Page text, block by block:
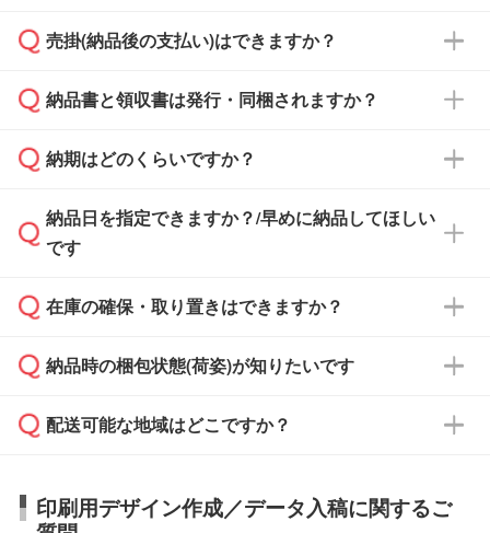
依頼いただいた場合は、翌営業日以降のご連絡
銀行振込のみのご対応となります。
売掛(納品後の支払い)はできますか？
基本的には先入金をお願いしておりますが、自
どの場合は、月末締め翌月末払いに対応可能で
また、卒業・卒園記念品で対策委員会や個人様
校や幼稚園・保育園であれば、同様の条件でご
ご希望の際は担当スタッフまでお気軽にご相談
ください。
納品書と領収書は発行・同梱されますか？
納品書・領収書は ご依頼をいただいた場合の
ず、通常はPDFデータをメール添付でお送りし
ます。
たは注文フォームの『ご注文に関する備考欄』
納期はどのくらいですか？
・印刷する場合(500個程度)
ご入金、イメージ画像の校了から約2週間～2
ご入金確認後、1～2営業日で出荷いたしま
タッフまでお問い合わせください。
納品日を指定できますか？/早めに納品してほしい
です
ご希望の納期がある場合は、お問い合わせ・お
い。
応が可能かご案内いたします。
す。>>対象商品はこちら
在庫の確保・取り置きはできますか？
ご入金確認後に在庫を確保し、注文確定のご連
はできかねますので予めご了承ください。
納品時の梱包状態(荷姿)が知りたいです
商品によって異なります。各ページにある商品
す。(白箱、化粧箱、ブリスターパックなど)
配送可能な地域はどこですか？
直接納品は行っておりませんので予めご了承く
印刷用デザイン作成／データ入稿に関するご